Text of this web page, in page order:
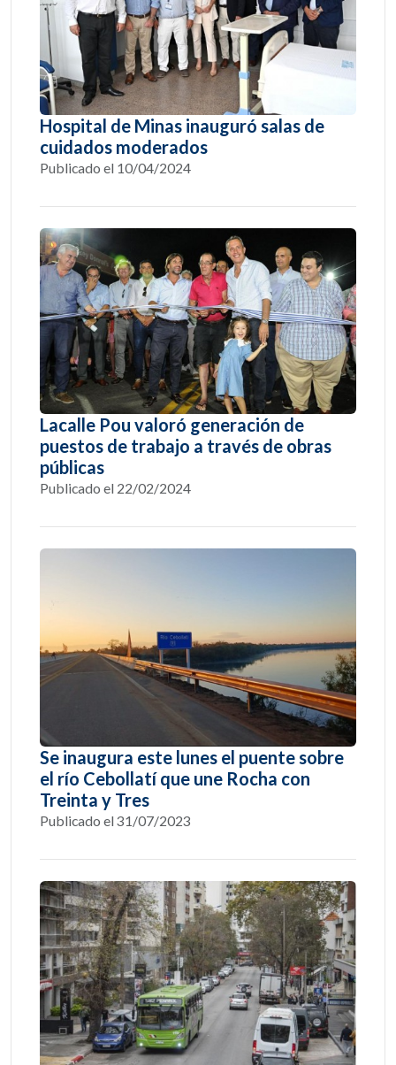
Hospital de Minas inauguró salas de
cuidados moderados
Publicado el 10/04/2024
Lacalle Pou valoró generación de
puestos de trabajo a través de obras
públicas
Publicado el 22/02/2024
Se inaugura este lunes el puente sobre
el río Cebollatí que une Rocha con
Treinta y Tres
Publicado el 31/07/2023